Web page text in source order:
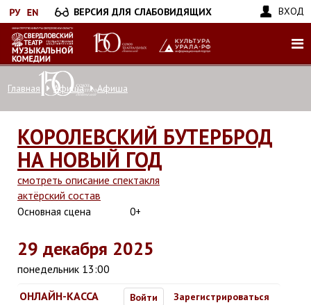
Перейти
к
основному
содержанию
ВЕРСИЯ ДЛЯ СЛАБОВИДЯЩИХ ВХОД
Главная Афиша Афиша
КОРОЛЕВСКИЙ БУТЕРБРОД
НА НОВЫЙ ГОД
смотреть описание спектакля
актёрский состав
Основная сцена 0+
29 декабря 2025
понедельник 13:00
ОНЛАЙН-КАССА
Войти
Зарегистрироваться